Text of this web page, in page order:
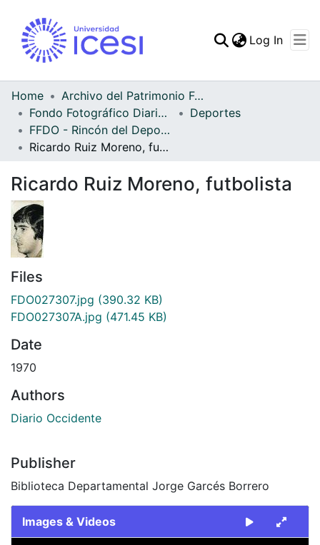
Statistics
Log In
Home
Archivo del Patrimonio Fotográfico y Fílmico del Valle del Cauca
Fondo Fotográfico Diario Occidente
Deportes
FFDO - Rincón del Deportivo Cali - Patrimonial
Ricardo Ruiz Moreno, futbolista
Ricardo Ruiz Moreno, futbolista
Files
FDO027307.jpg (390.32 KB)
FDO027307A.jpg (471.45 KB)
Date
1970
Authors
Diario Occidente
Publisher
Biblioteca Departamental Jorge Garcés Borrero
Images & Videos